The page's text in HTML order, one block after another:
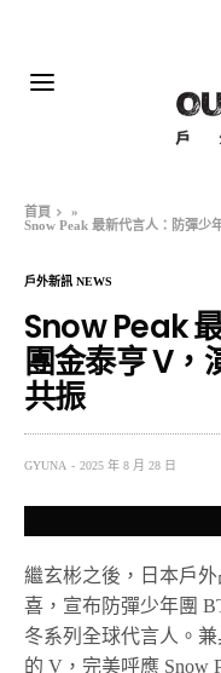
首頁
»
Snow Peak 最新代言人：防彈少
戶外新訊 NEWS
Snow Peak
團金泰亨 V，
共振
GYUNA 2025 年 8 月 28 日
繼玄彬之後，日本戶外
喜，宣布防彈少年團
冬系列全球代言人。
的 V，完美呼應 Snow